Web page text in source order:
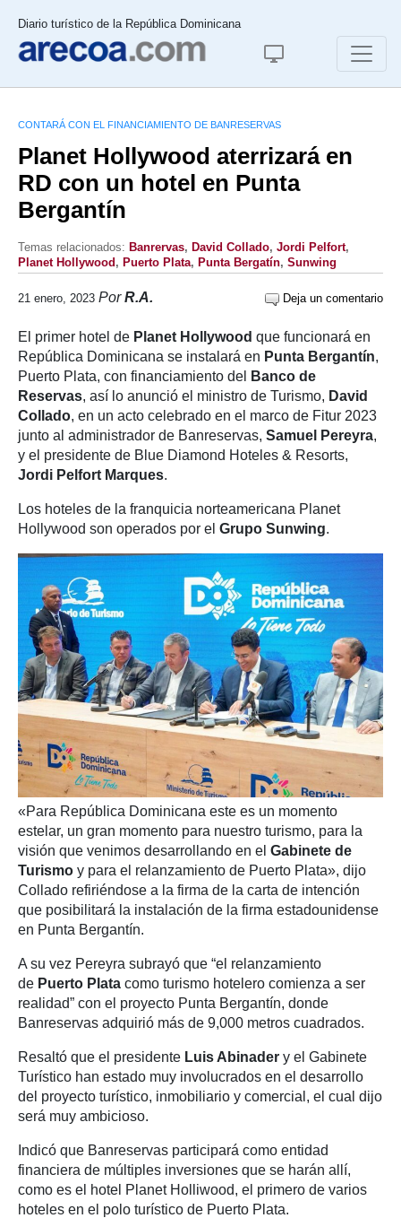
Diario turístico de la República Dominicana
CONTARÁ CON EL FINANCIAMIENTO DE BANRESERVAS
Planet Hollywood aterrizará en
RD con un hotel en Punta
Bergantín
Temas relacionados: Banrervas, David Collado, Jordi Pelfort,
Planet Hollywood , Puerto Plata, Punta Bergatín, Sunwing
21 enero, 2023 PorR.A. Deja un comentario
El primer hotel de Planet Hollywood que funcionará en
República Dominicana se instalará en Punta Bergantín,
Puerto Plata, con financiamiento del
Banco de
Reservas, así lo anunció el ministro de Turismo, David
Collado, en un acto celebrado en el marco de Fitur 2023
junto al administrador de Banreservas, Samuel Pereyra,
y el presidente de Blue Diamond Hoteles & Resorts,
Jordi Pelfort Marques.
Los hoteles de la franquicia norteamericana Planet
Hollywood son operados por el Grupo Sunwing.
«Para República Dominicana este es un momento
estelar, un gran momento para nuestro turismo, para la
visión que venimos desarrollando en el Gabinete de
Turismo y para el relanzamiento de Puerto Plata», dijo
Collado refiriéndose a la firma de la carta de intención
que posibilitará la instalación de la firma estadounidense
en Punta Bergantín.
A su vez Pereyra subrayó que “el relanzamiento
de Puerto Plata como turismo hotelero comienza a ser
realidad” con el proyecto Punta Bergantín, donde
Banreservas adquirió más de 9,000 metros cuadrados.
Resaltó que el presidente Luis Abinader y el Gabinete
Turístico han estado muy involucrados en el desarrollo
del proyecto turístico, inmobiliario y comercial, el cual dijo
será muy ambicioso.
Indicó que Banreservas participará como entidad
financiera de múltiples inversiones que se harán allí,
como es el hotel Planet Holliwood, el primero de varios
hoteles en el polo turístico de Puerto Plata.